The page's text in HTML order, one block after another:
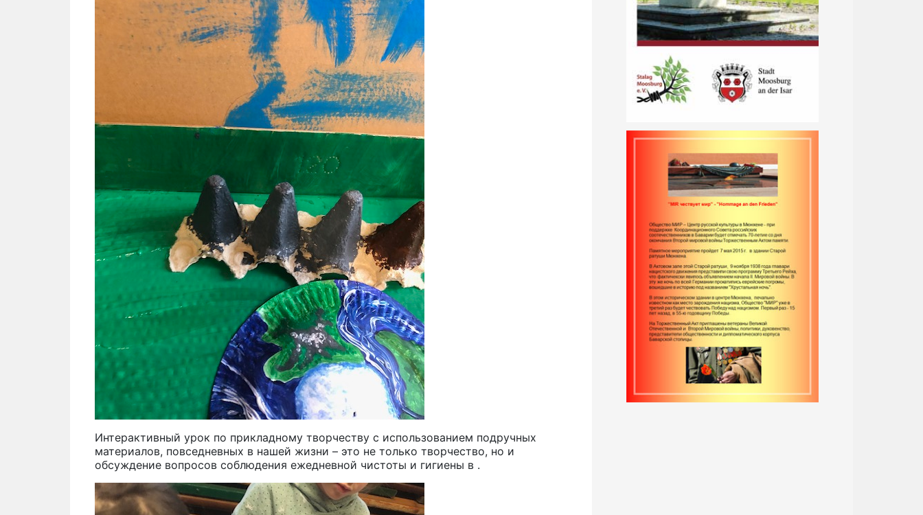
Интерактивный урок по прикладному творчеству с использованием подручных
материалов, повседневных в нашей жизни – это не только творчество, но и
обсуждение вопросов соблюдения ежедневной чистоты и гигиены в .